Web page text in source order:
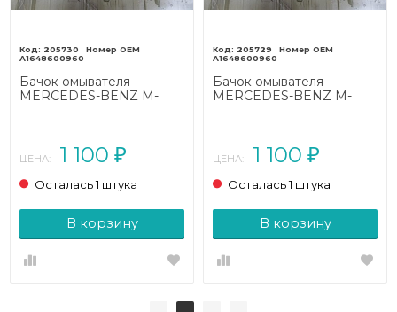
205730
A1648600960
Бачок омывателя
MERCEDES-BENZ M-
ЦЕНА: 1 100 ₽
Осталась 1 штука
В корзину
205729
A1648600960
Бачок омывателя
MERCEDES-BENZ M-
ЦЕНА: 1 100 ₽
Осталась 1 штука
В корзину